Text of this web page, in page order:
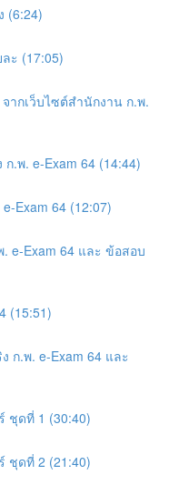
(6:24)
ะ (17:05)
กเว็บไซต์สำนักงาน ก.พ.
.พ. e-Exam 64 (14:44)
Exam 64 (12:07)
e-Exam 64 และ ข้อสอบ
(15:51)
ก.พ. e-Exam 64 และ
ชุดที่ 1 (30:40)
ชุดที่ 2 (21:40)